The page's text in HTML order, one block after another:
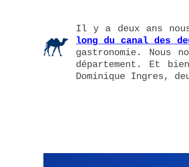
Il y a deux ans
long du canal des
gastronomie. Nous
département. Et
Dominique Ingres,